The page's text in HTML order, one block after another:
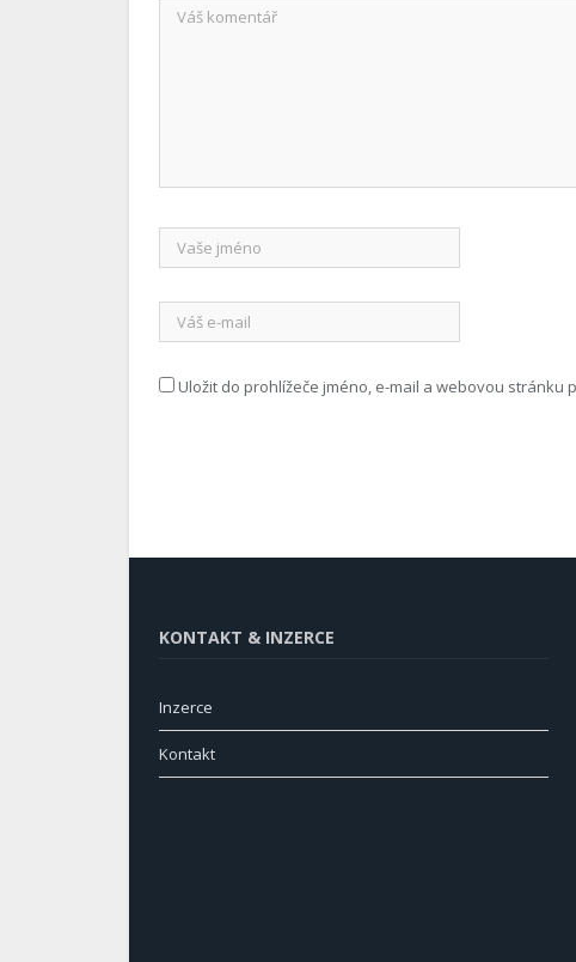
Uložit do prohlížeče jméno, e-mail a webovou stránku
KONTAKT & INZERCE
Inzerce
Kontakt